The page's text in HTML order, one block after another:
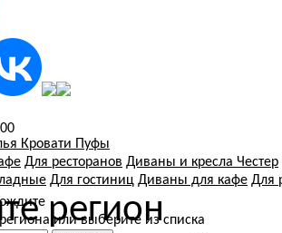
или выберите из списка
Кровати Пуфы
Для ресторанов Диваны и кресла Честер
Для гостиниц Диваны для кафе Для
регион